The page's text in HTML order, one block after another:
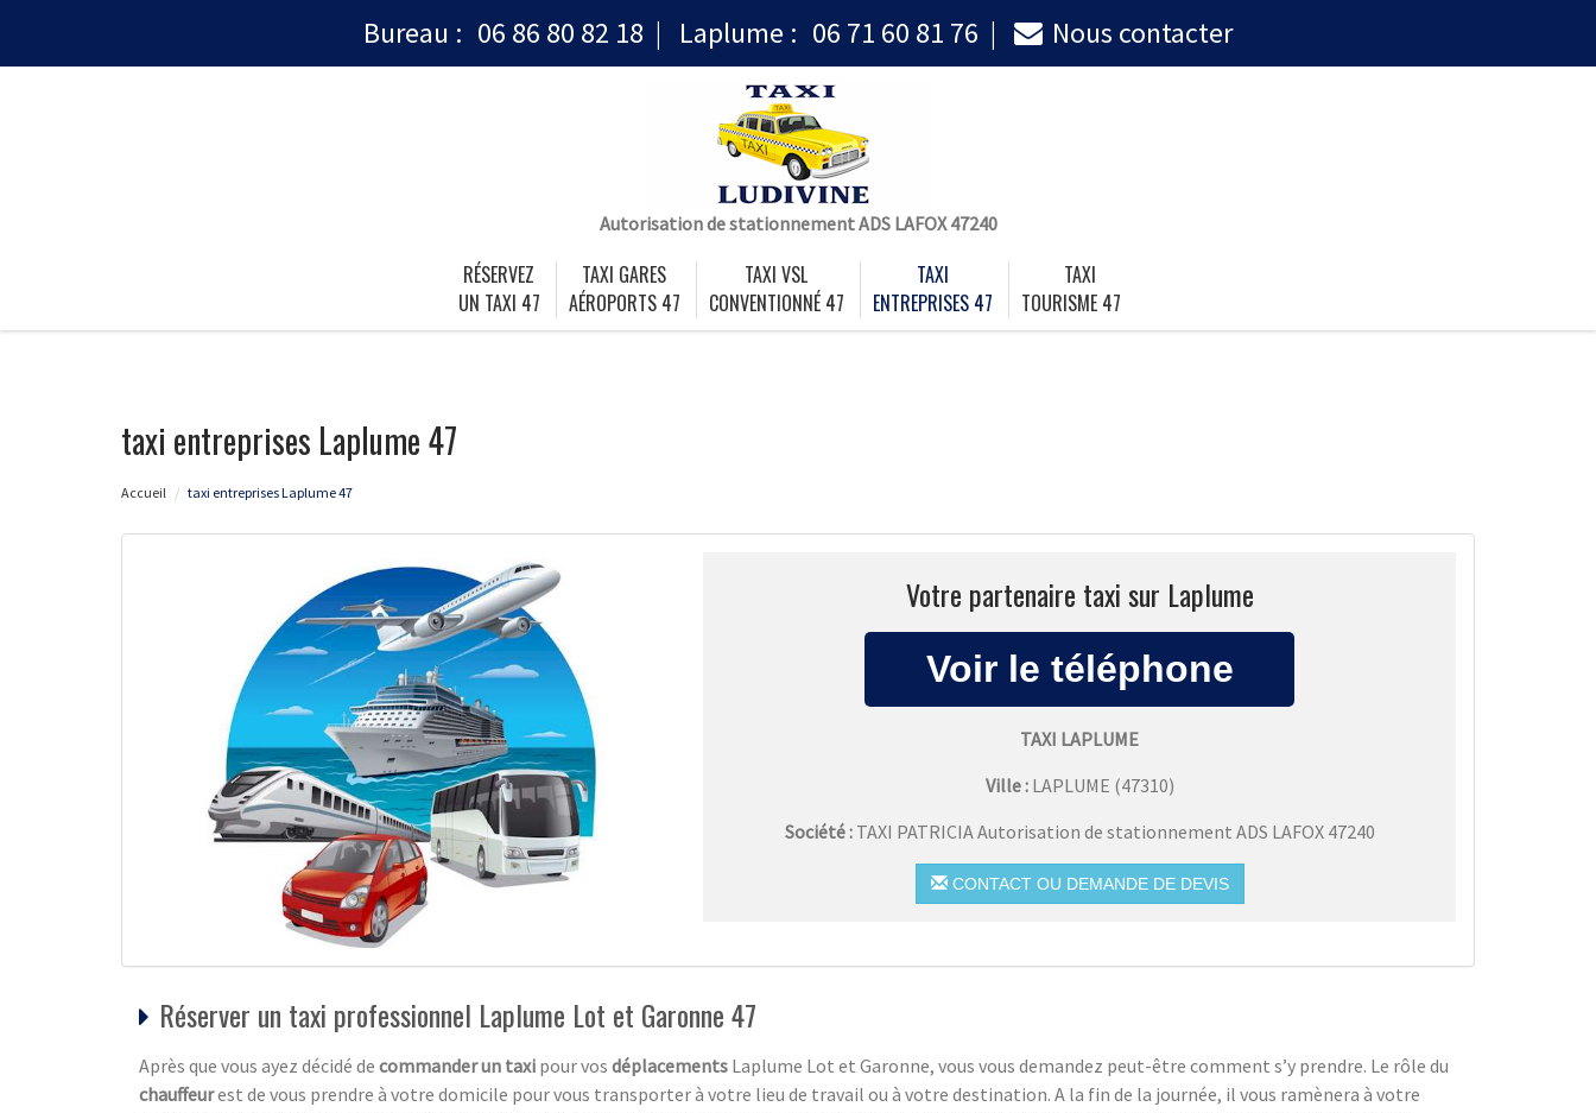
Bureau : 06 86 80 82 18 Laplume : 06 71 60 81 76 Nous contacter
Autorisation de stationnement ADS LAFOX 47240
RÉSERVEZ
UN TAXI 47
TAXI GARES
AÉROPORTS 47
TAXI VSL
CONVENTIONNÉ 47
TAXI
ENTREPRISES 47
TAXI
TOURISME 47
taxi entreprises Laplume 47
Accueil taxi entreprises Laplume 47
Votre partenaire taxi sur Laplume
TAXI LAPLUME
Ville : LAPLUME (47310)
Société : TAXI PATRICIA Autorisation de stationnement ADS LAFOX 47240
CONTACT OU DEMANDE DE DEVIS
Réserver un taxi professionnel Laplume Lot et Garonne 47
Après que vous ayez décidé de commander un taxi pour vos déplacements Laplume Lot et Garonne, vous vous demandez peut-être comment s’y prendre. Le rôle du
chauffeurest de vous prendre à votre domicile pour vous transporter à votre lieu de travail ou à votre destination. A la fin de la journée, il vous ramènera à votre